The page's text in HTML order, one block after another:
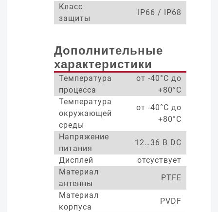
Класс
защиты
IP66 / IP68
Дополнительные
характеристики
Температура
процесса
от -40°С до
+80°С
Температура
окружающей
среды
от -40°С до
+80°С
Напряжение
питания
12…36 В DC
Дисплей
отсуствует
Материал
антенны
PTFE
Материал
корпуса
PVDF